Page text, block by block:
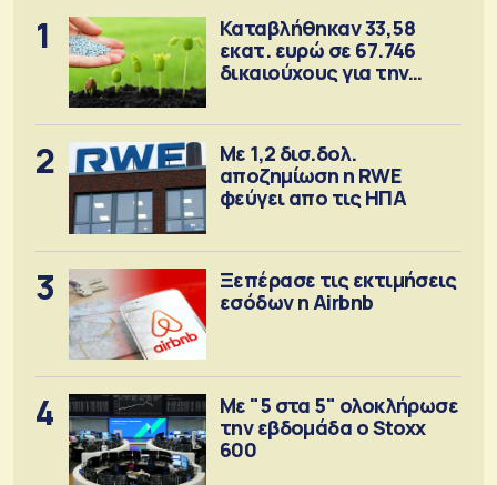
1
Καταβλήθηκαν 33,58
εκατ. ευρώ σε 67.746
δικαιούχους για την
2
Με 1,2 δισ.δολ.
αποζημίωση η RWE
φεύγει απο τις ΗΠΑ
3
Ξεπέρασε τις εκτιμήσεις
εσόδων η Airbnb
4
Με "5 στα 5" ολοκλήρωσε
την εβδομάδα ο Stoxx
600